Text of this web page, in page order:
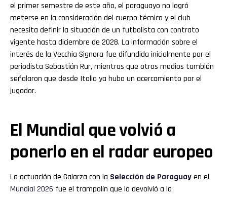
el primer semestre de este año, el paraguayo no logró
meterse en la consideración del cuerpo técnico y el club
necesita definir la situación de un futbolista con contrato
vigente hasta diciembre de 2028. La información sobre el
interés de la Vecchia Signora fue difundida inicialmente por el
periodista Sebastián Rur, mientras que otros medios también
señalaron que desde Italia ya hubo un acercamiento por el
jugador.
El Mundial que volvió a
ponerlo en el radar europeo
La actuación de Galarza con la Selección de Paraguayen el
Mundial 2026 fue el trampolín que lo devolvió a la